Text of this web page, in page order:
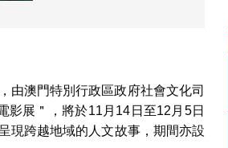
澳門特別行政區政府社會文化司
影展＂，將於11月14日至12月5日
現跨越地域的人文故事，期間亦設